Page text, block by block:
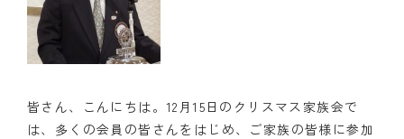
スケジュール
木曜会
皆さん、こんにちは。12月15日のクリスマス家族会で
は、多くの会員の皆さんをはじめ、ご家族の皆様に参加